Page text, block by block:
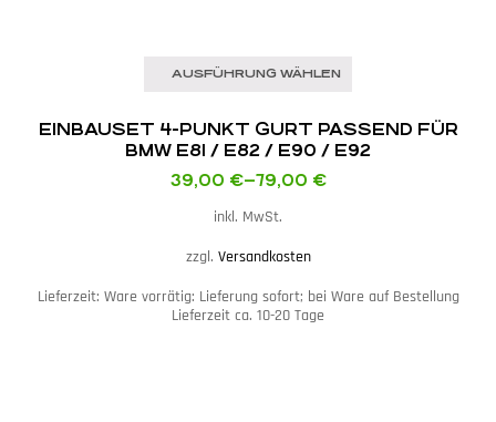
AUSFÜHRUNG WÄHLEN
EINBAUSET 4-PUNKT GURT PASSEND FÜR
BMW E81 / E82 / E90 / E92
39,00 €–79,00 €
inkl. MwSt.
zzgl. Versandkosten
Lieferzeit: Ware vorrätig: Lieferung sofort; bei Ware auf Bestellung
Lieferzeit ca. 10-20 Tage